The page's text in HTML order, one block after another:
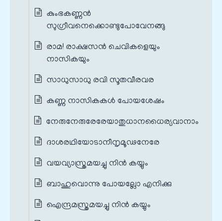
കുംഭകണ്ണൻ
സുഗ്രീവനെക്കൊണ്ടുപോവേനങ്ങു
രാമ! രാക്ഷസൻ ചെവികളെയും
നാസികയും
സാധുസാധു രവി സൂതവീരവര
കണ്ണ നാസികകൾ പോയശേഷം
നേരുനേരുരേരേയാതുധാനധൈര്യവാനാം
ദാശരഥിയോടാനീനൃമൂഢനേരേ
വയവ്യാസ്ത്രമയച്ചു നിൻ കയ്യും
ബാഹുവൊന്നു പോയല്ലോ എനിക്കു
ഐന്ദ്രമസ്ത്രമയച്ചു നിൻ കയ്യും